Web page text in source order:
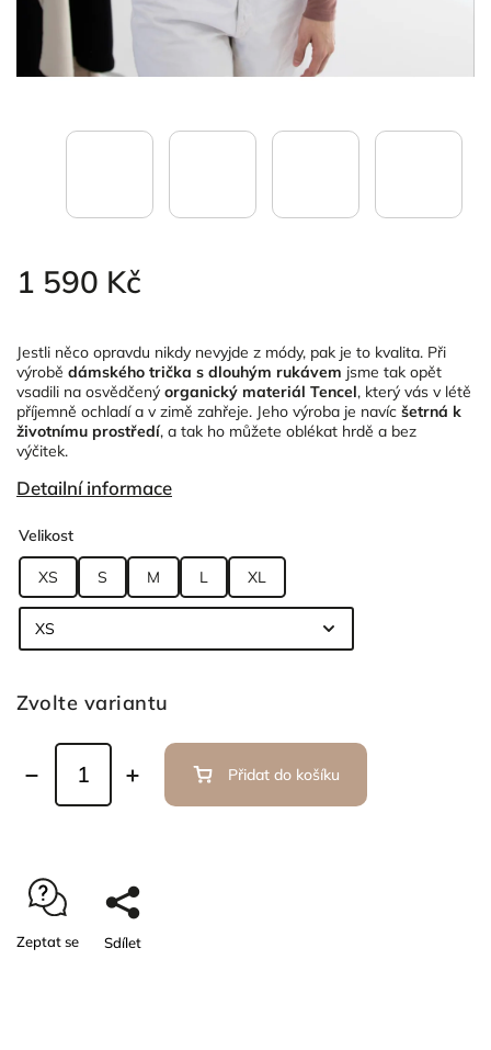
1 590 Kč
Jestli něco opravdu nikdy nevyjde z módy, pak je to kvalita. Při
výrobě dámského trička s dlouhým rukávem jsme tak opět
vsadili na osvědčený organický materiál Tencel, který vás v létě
příjemně ochladí a v zimě zahřeje. Jeho výroba je navíc šetrná k
životnímu prostředí, a tak ho můžete oblékat hrdě a bez
výčitek.
Detailní informace
Velikost
XS S M L XL
Zvolte variantu
Přidat do košíku
Zeptat se Sdílet